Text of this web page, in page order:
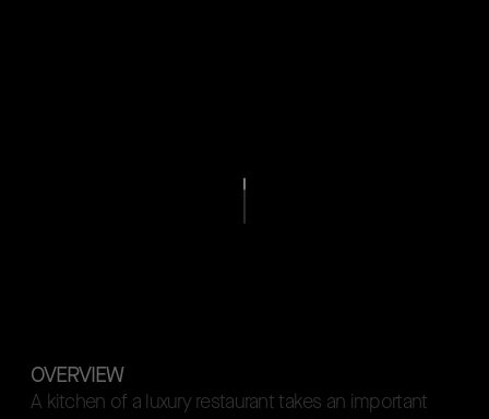
OVERVIEW
A kitchen of a uxury restaurant takes an important